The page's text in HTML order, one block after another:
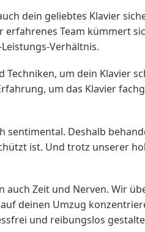
dein geliebtes Klavier
Team kümmert
Verhältnis.
um dein Klavier
um das Klavier
sentimental. Deshalb
ist. Und trotz unserer
Zeit und Nerven. Wir
deinen Umzug
und reibungslos